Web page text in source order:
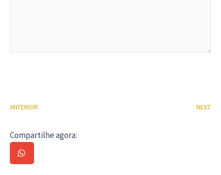
ANTERIOR NEXT
Compartilhe agora: